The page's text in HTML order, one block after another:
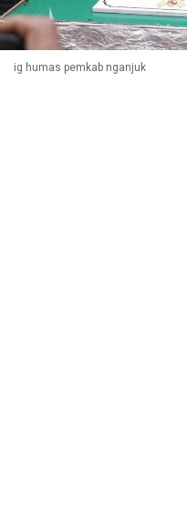
ig humas pemkab nganjuk